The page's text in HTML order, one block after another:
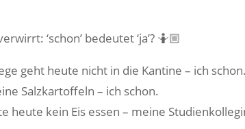
‘schon’ bedeutet ‘ja’? 🤷🏼
geht heute nicht in die Kantine – ich schon.
Salzkartoffeln – ich schon.
heute kein Eis essen – meine